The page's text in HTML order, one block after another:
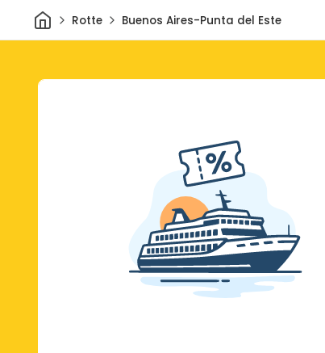
CasaRotte Buenos Aires-Punta del Este